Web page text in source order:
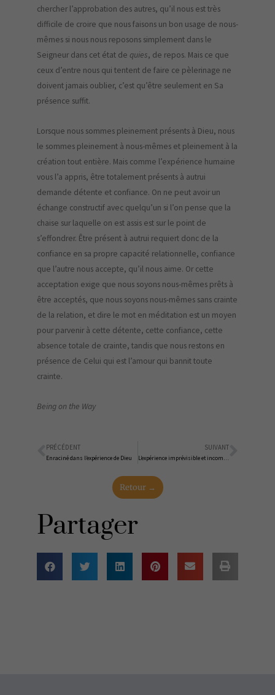
chercher l’approbation des autres, qu’il nous est très
difficile de croire que nous faisons un bon usage de nous-
mêmes si nous nous reposons simplement dans le
Seigneur dans cet état de quies, de repos. Mais ce que
ceux d’entre nous qui tentent de faire ce pèlerinage ne
doivent jamais oublier, c’est qu’être seulement en Sa
présence suffit.
Lorsque nous sommes pleinement présents à Dieu, nous
le sommes pleinement à nous-mêmes et pleinement à la
création tout entière. Mais comme l’expérience humaine
vous l’a appris, être totalement présents à autrui
demande détente et confiance. On ne peut avoir un
échange constructif avec quelqu’un si l’on pense que la
chaise sur laquelle on est assis est sur le point de
s’effondrer. Être présent à autrui requiert donc de la
confiance en sa propre capacité relationnelle, confiance
que l’autre nous accepte, qu’il nous aime. Or cette
acceptation exige que nous soyons nous-mêmes prêts à
être acceptés, que nous soyons nous-mêmes sans crainte
de la relation, et dire le mot en méditation est un moyen
pour parvenir à cette détente, cette confiance, cette
absence totale de crainte, tandis que nous restons en
présence de Celui qui est l’amour qui bannit toute
crainte.
Being on the Way
Précédent
PRÉCÉDENT
Enraciné dans l’expérience de Dieu
SUIVANT
L’expérience imprévisible et incomparable du silence
Retour →
Partager